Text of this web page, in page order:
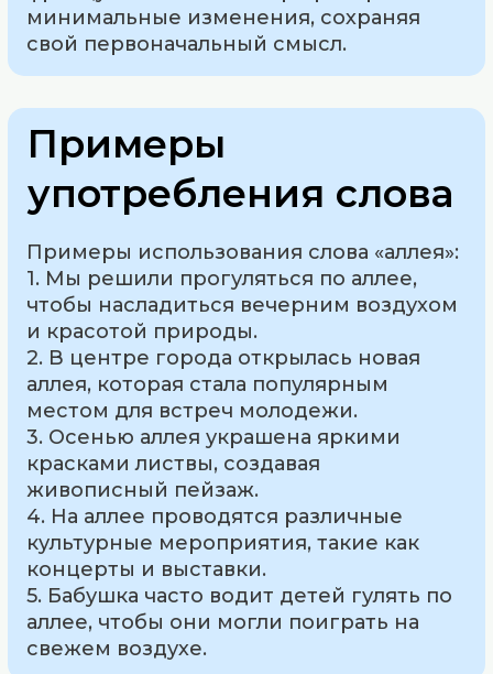
минимальные изменения, сохраняя
свой первоначальный смысл.
Примеры
употребления слова
Примеры использования слова «аллея»:
1. Мы решили прогуляться по аллее,
чтобы насладиться вечерним воздухом
и красотой природы.
2. В центре города открылась новая
аллея, которая стала популярным
местом для встреч молодежи.
3. Осенью аллея украшена яркими
красками листвы, создавая
живописный пейзаж.
4. На аллее проводятся различные
культурные мероприятия, такие как
концерты и выставки.
5. Бабушка часто водит детей гулять по
аллее, чтобы они могли поиграть на
свежем воздухе.